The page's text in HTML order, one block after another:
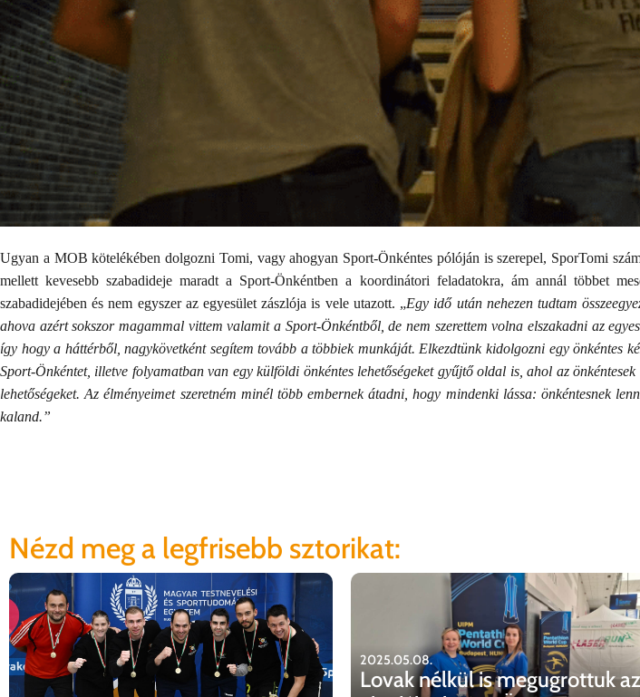
Ugyan a MOB kötelékében dolgozni Tomi, vagy ahogyan Sport-Önkéntes pólóján is szerepel, SporTomi
mellett kevesebb szabadideje maradt a Sport-Önkéntben a koordinátori feladatokra, ám annál többet
szabadidejében és nem egyszer az egyesület zászlója is vele utazott. „Egy idő után nehezen tudtam
ahova azért sokszor magammal vittem valamit a Sport-Önkéntből, de nem szerettem volna elszakadni az
így hogy a háttérből, nagykövetként segítem tovább a többiek munkáját. Elkezdtünk kidolgozni egy önkéntes
Sport-Önkéntet, illetve folyamatban van egy külföldi önkéntes lehetőségeket gyűjtő oldal is, ahol az
lehetőségeket. Az élményeimet szeretném minél több embernek átadni, hogy mindenki lássa: önkéntesnek
kaland.”
Nézd meg a legfrisebb sztorikat:
2025.05.08.
Lovak nélkül is megugrottuk az